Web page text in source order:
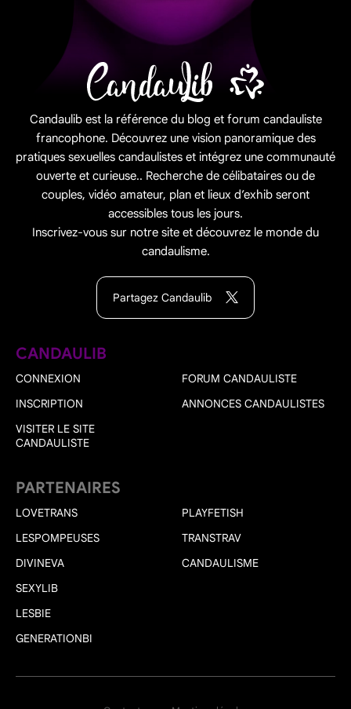
Candaulib est la référence du blog et forum candauliste
francophone. Découvrez une vision panoramique des
pratiques sexuelles candaulistes et intégrez une communauté
ouverte et curieuse.. Recherche de célibataires ou de
couples, vidéo amateur, plan et lieux d’exhib seront
accessibles tous les jours.
Inscrivez-vous sur notre site et découvrez le monde du
candaulisme.
Partagez Candaulib
CANDAULIB
CONNEXION
INSCRIPTION
VISITER LE SITE
CANDAULISTE
FORUM CANDAULISTE
ANNONCES CANDAULISTES
PARTENAIRES
LOVETRANS
LESPOMPEUSES
DIVINEVA
SEXYLIB
LESBIE
GENERATIONBI
PLAYFETISH
TRANSTRAV
CANDAULISME